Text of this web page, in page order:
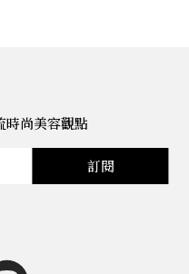
時尚美容觀點
訂閱